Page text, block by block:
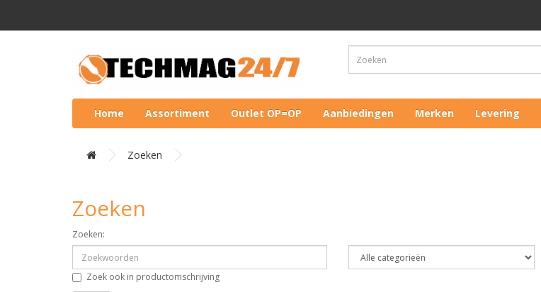
Home Assortiment Outlet OP=OP Aanbiedingen Merken Levering
Zoeken
Zoeken
Zoeken:
Zoek ook in productomschrijving